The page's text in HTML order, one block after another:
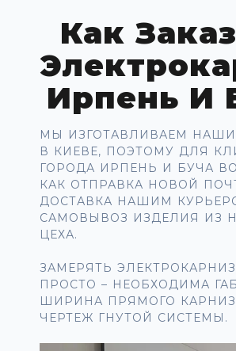
Как
Ирпень И
МЫ ИЗГОТАВЛИВАЕМ
В КИЕВЕ, ПОЭТОМУ ДЛЯ
ГОРОДА ИРПЕНЬ И БУЧА
КАК ОТПРАВКА НОВОЙ
ДОСТАВКА НАШИМ
САМОВЫВОЗ ИЗДЕЛИЯ ИЗ
ЦЕХА.
ЗАМЕРЯТЬ
ПРОСТО – НЕОБХОДИМА
ШИРИНА ПРЯМОГО
ЧЕРТЕЖ ГНУТОЙ СИСТЕМЫ.